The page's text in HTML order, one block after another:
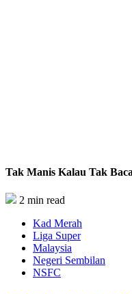
Tak Manis Kalau Tak Baca
2 min read
Kad Merah
Liga Super
Malaysia
Negeri Sembilan
NSFC